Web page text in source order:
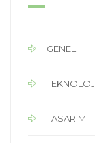
GENEL
TASARIM